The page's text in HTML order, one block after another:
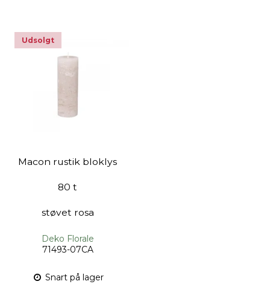
Udsolgt
Macon rustik bloklys
80 t
støvet rosa
Deko Florale
71493-07CA
Snart på lager